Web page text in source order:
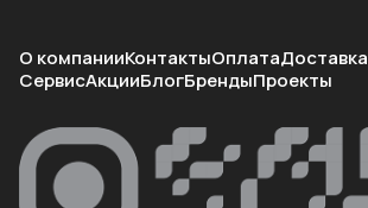
О компанииКонтактыОплатаДоставка
СервисАкцииБлогБрендыПроекты